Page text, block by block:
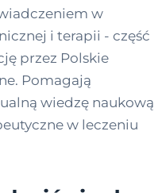
w
i terapii - część
przez Polskie
Pomagają
wiedzę naukową
w leczeniu